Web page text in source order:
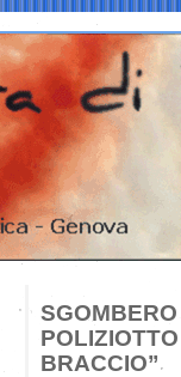
BRACCIO”